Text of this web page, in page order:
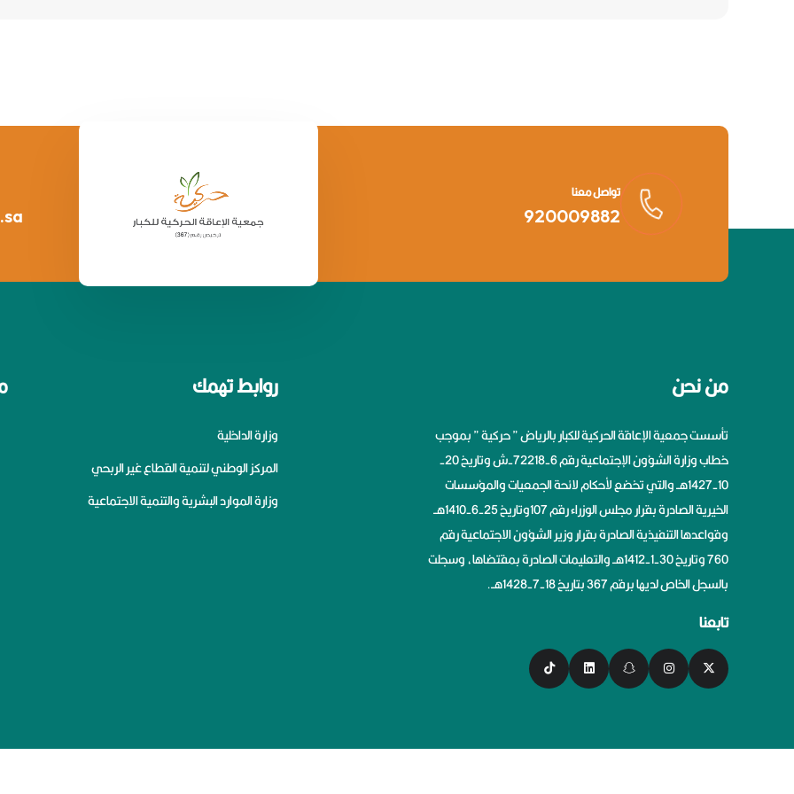
تواصل معنا
920009882
من نحن
تأسست جمعية الإعاقة الحركية للكبار بالرياض ” حركية ” بموجب
خطاب وزارة الشؤون الإجتماعية رقم 6-72218-ش وتاريخ 20-
10-1427هــ والتي تخضع لأحكام لائحة الجمعيات والمؤسسات
الخيرية الصادرة بقرار مجلس الوزراء رقم 107وتاريخ 25-6-1410هــ
وقواعدها التنفيذية الصادرة بقرار وزير الشؤون الاجتماعية رقم
760 وتاريخ 30-1-1412هــ والتعليمات الصادرة بمقتضاها، وسجلت
بالسجل الخاص لديها برقم 367 بتاريخ 18-7-1428هــ.
تابعنا
روابط تهمك
وزارة الداخلية
المركز الوطني لتنمية القطاع غير الربحي
وزارة الموارد البشرية والتنمية الاجتماعية